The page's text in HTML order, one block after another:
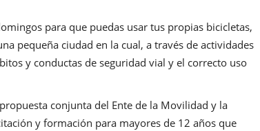
para que puedas usar tus propias bicicletas,
pequeña ciudad en la cual, a través de actividades
y conductas de seguridad vial y el correcto uso
conjunta del Ente de la Movilidad y la
y formación para mayores de 12 años que